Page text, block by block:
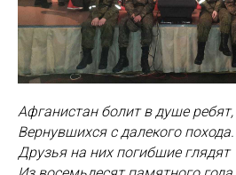
Афганистан болит в душе ребят,
Вернувшихся с далекого похода.
Друзья на них погибшие глядят